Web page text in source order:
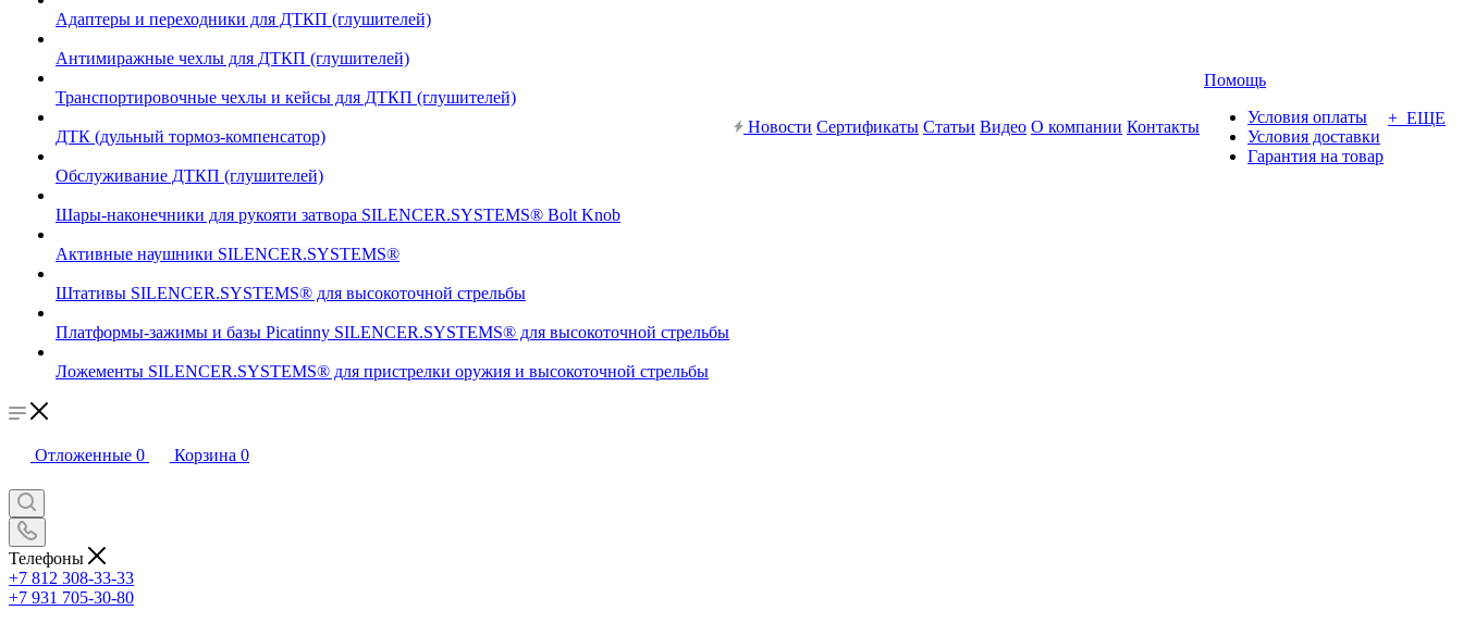
Адаптеры и переходники для ДТКП (глушителей)
Антимиражные чехлы для ДТКП (глушителей)
Транспортировочные чехлы и кейсы для ДТКП (глушителей)
ДТК (дульный тормоз-компенсатор)
Обслуживание ДТКП (глушителей)
Шары-наконечники для рукояти затвора SILENCER.SYSTEMS® Bolt Knob
Активные наушники SILENCER.SYSTEMS®
Штативы SILENCER.SYSTEMS® для высокоточной стрельбы
Платформы-зажимы и базы Picatinny SILENCER.SYSTEMS® для высокоточной стрельбы
Ложементы SILENCER.SYSTEMS® для пристрелки оружия и высокоточной стрельбы
Новости Сертификаты Статьи Видео О компании Контакты
Помощь
Условия оплаты
Условия доставки
Гарантия на товар
+ ЕЩЕ
Отложенные 0 Корзина 0
Телефоны
+7 812 308-33-33
+7 931 705-30-80